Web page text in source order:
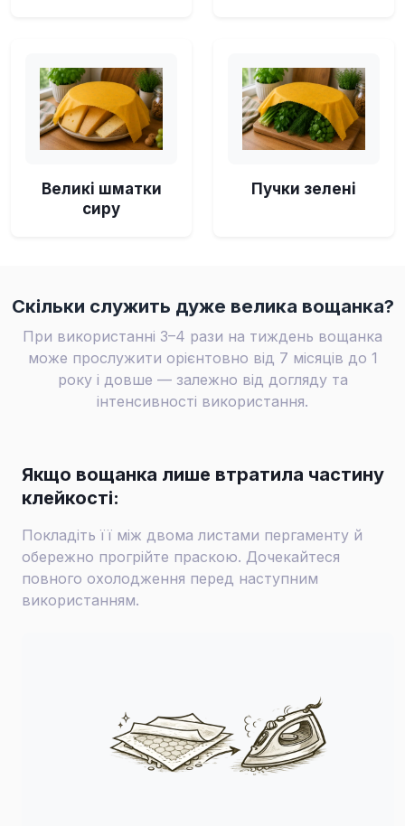
Великі шматки
сиру
Пучки зелені
Скільки служить дуже велика вощанка?
При використанні 3–4 рази на тиждень вощанка
може прослужити орієнтовно від 7 місяців до 1
року і довше — залежно від догляду та
інтенсивності використання.
Якщо вощанка лише втратила частину
клейкості:
Покладіть її між двома листами пергаменту й
обережно прогрійте праскою. Дочекайтеся
повного охолодження перед наступним
використанням.